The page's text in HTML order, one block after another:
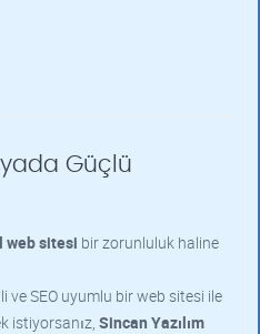
Güçlü
web sitesi bir zorunluluk haline
ve SEO uyumlu bir web sitesi ile
istiyorsanız, Sincan Yazılım